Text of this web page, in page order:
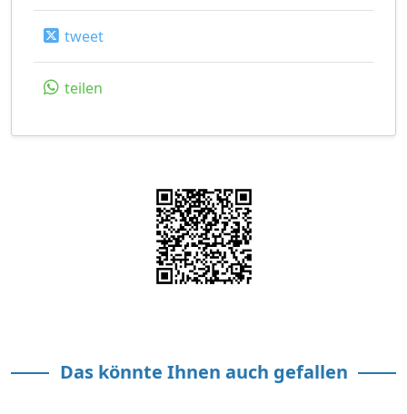
tweet
teilen
Das könnte Ihnen auch gefallen